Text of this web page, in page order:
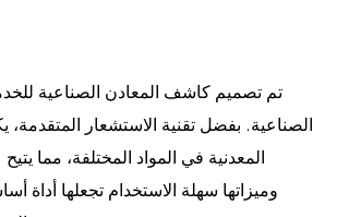
تم تصميم كاشف المعادن الصناعية
الصناعية. بفضل تقنية الاستشعار
المعدنية في المواد المختلفة، مما
وميزاتها سهلة الاستخدام تجعلها